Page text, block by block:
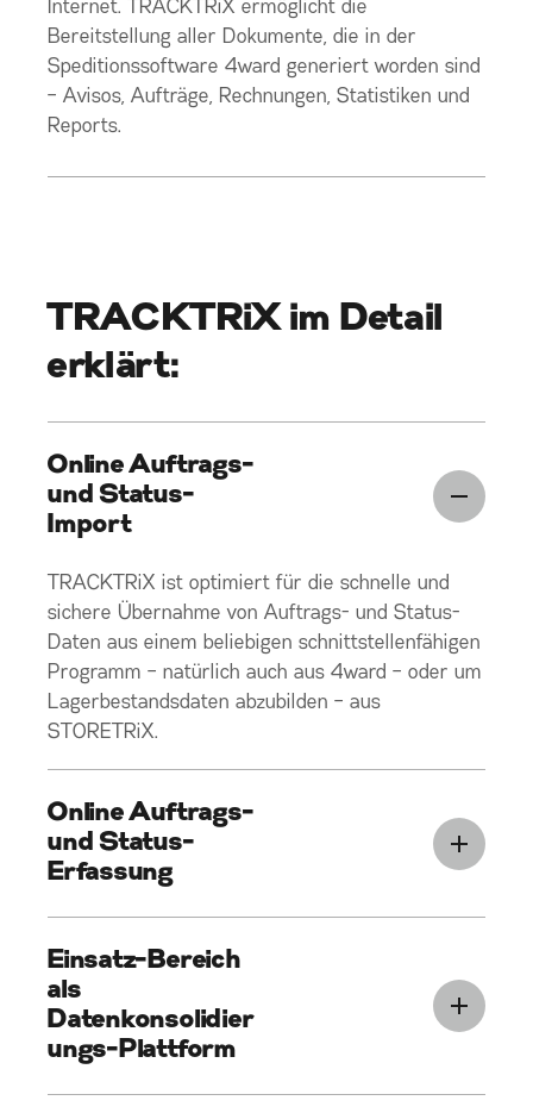
Internet. TRACKTRiX ermöglicht die
Bereitstellung aller Dokumente, die in der
Speditionssoftware 4ward generiert worden sind
– Avisos, Aufträge, Rechnungen, Statistiken und
Reports.
TRACKTRiX im Detail
erklärt:
Online Auftrags-
und Status-
Import
TRACKTRiX ist optimiert für die schnelle und
sichere Übernahme von Auftrags- und Status-
Daten aus einem beliebigen schnittstellenfähigen
Programm – natürlich auch aus 4ward – oder um
Lagerbestandsdaten abzubilden – aus
STORETRiX.
Online Auftrags-
und Status-
Erfassung
Einsatz-Bereich
als
Datenkonsolidier
ungs-Plattform